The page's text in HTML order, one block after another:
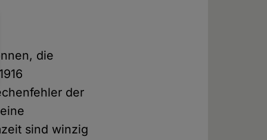
die
der
sind winzig